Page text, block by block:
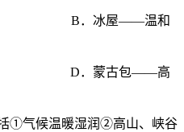
旱 B．冰屋——温和
冷 D．蒙古包——高
①气候温暖湿润②高山、峡谷